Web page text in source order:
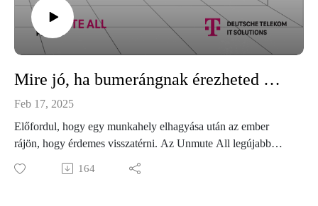
Mire jó, ha bumerángnak érezheted magad? - Örömmel térsz vissza oda, ahonnan elmentél.
Feb 17, 2025
Előfordul, hogy egy munkahely elhagyása után az ember
rájön, hogy érdemes visszatérni. Az Unmute All legújabb
epizódjában Fenyvesi Ferenc és Fábián Csaba mesélnek arról,
miért hagyták el a Deutsche Telekom IT Solutions-t, milyen
164